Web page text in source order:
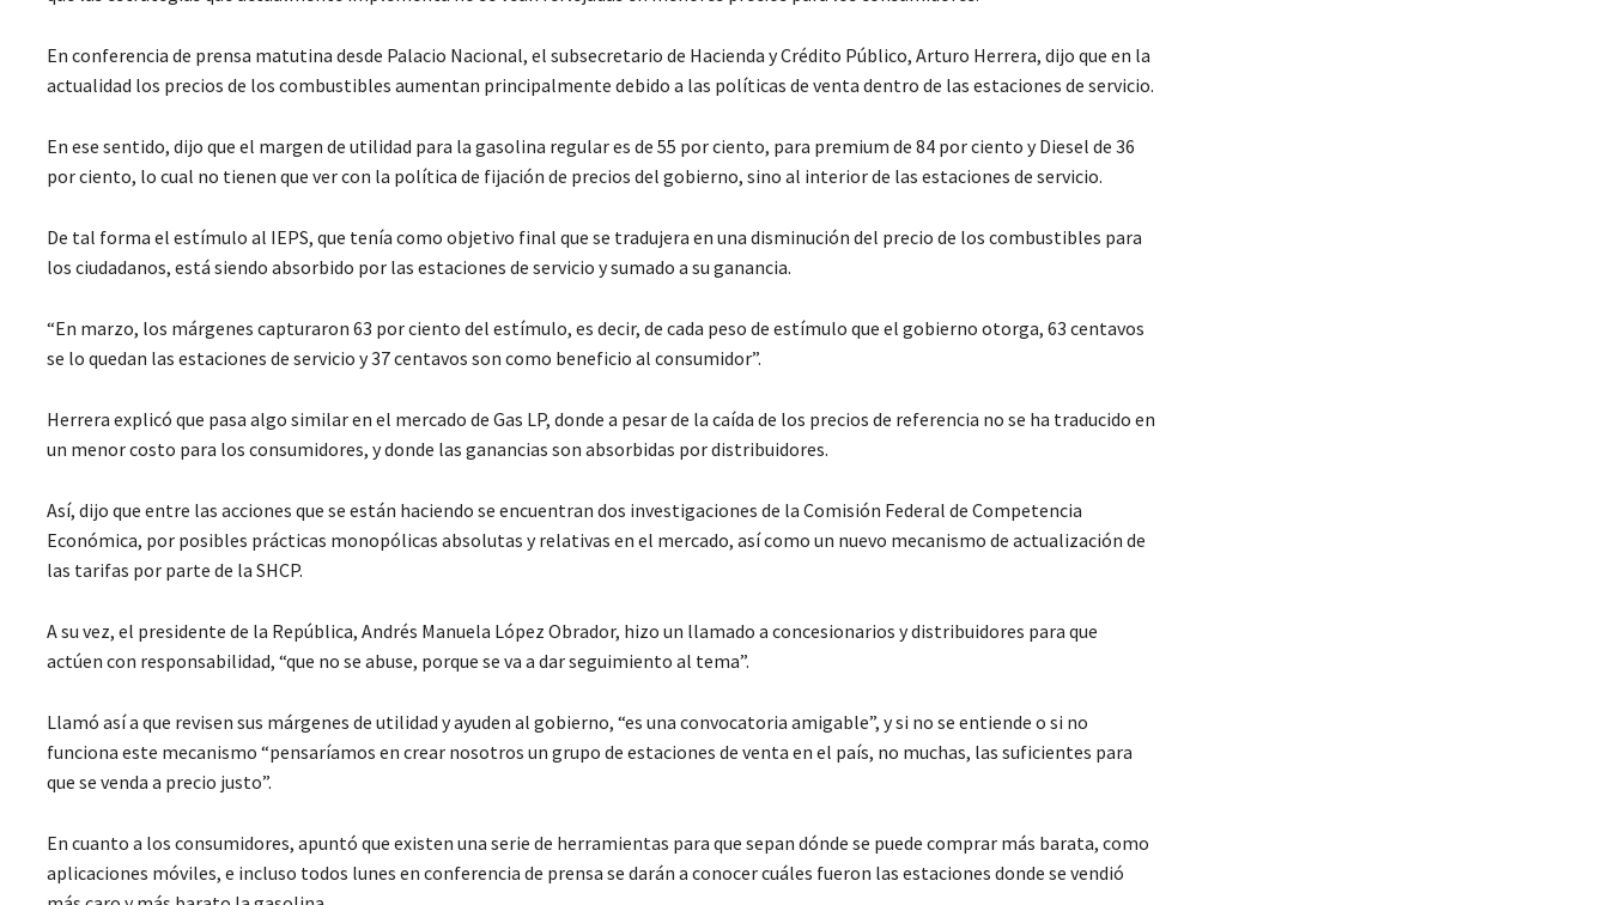
En conferencia de prensa matutina desde Palacio Nacional, el subsecretario de Hacienda y Crédito Público, Arturo Herrera, dijo que en la
actualidad los precios de los combustibles aumentan principalmente debido a las políticas de venta dentro de las estaciones de servicio.
En ese sentido, dijo que el margen de utilidad para la gasolina regular es de 55 por ciento, para premium de 84 por ciento y Diesel de 36
por ciento, lo cual no tienen que ver con la política de fijación de precios del gobierno, sino al interior de las estaciones de servicio.
De tal forma el estímulo al IEPS, que tenía como objetivo final que se tradujera en una disminución del precio de los combustibles para
los ciudadanos, está siendo absorbido por las estaciones de servicio y sumado a su ganancia.
“En marzo, los márgenes capturaron 63 por ciento del estímulo, es decir, de cada peso de estímulo que el gobierno otorga, 63 centavos
se lo quedan las estaciones de servicio y 37 centavos son como beneficio al consumidor”.
Herrera explicó que pasa algo similar en el mercado de Gas LP, donde a pesar de la caída de los precios de referencia no se ha traducido en
un menor costo para los consumidores, y donde las ganancias son absorbidas por distribuidores.
Así, dijo que entre las acciones que se están haciendo se encuentran dos investigaciones de la Comisión Federal de Competencia
Económica, por posibles prácticas monopólicas absolutas y relativas en el mercado, así como un nuevo mecanismo de actualización de
las tarifas por parte de la SHCP.
A su vez, el presidente de la República, Andrés Manuela López Obrador, hizo un llamado a concesionarios y distribuidores para que
actúen con responsabilidad, “que no se abuse, porque se va a dar seguimiento al tema”.
Llamó así a que revisen sus márgenes de utilidad y ayuden al gobierno, “es una convocatoria amigable”, y si no se entiende o si no
funciona este mecanismo “pensaríamos en crear nosotros un grupo de estaciones de venta en el país, no muchas, las suficientes para
que se venda a precio justo”.
En cuanto a los consumidores, apuntó que existen una serie de herramientas para que sepan dónde se puede comprar más barata, como
aplicaciones móviles, e incluso todos lunes en conferencia de prensa se darán a conocer cuáles fueron las estaciones donde se vendió